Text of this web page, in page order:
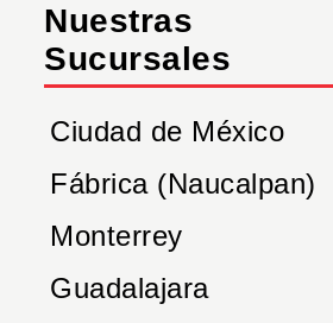
Nuestras
Sucursales
Ciudad de México
Fábrica (Naucalpan)
Monterrey
Guadalajara